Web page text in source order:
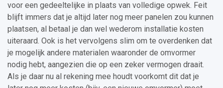
voor een gedeeltelijke in plaats van volledige opwek. Feit
blijft immers dat je altijd later nog meer panelen zou kunnen
plaatsen, al betaal je dan wel wederom installatie kosten
uiteraard. Ook is het vervolgens slim om te overdenken dat
je mogelijk andere materialen waaronder de omvormer
nodig hebt, aangezien die op een zeker vermogen draait.
Als je daar nu al rekening mee houdt voorkomt dit dat je